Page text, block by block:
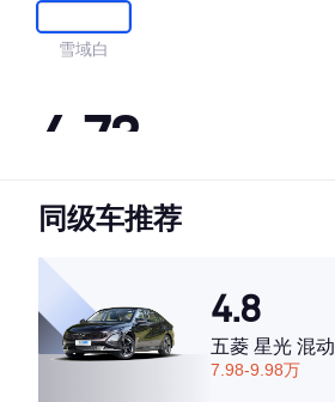
雪域白
4.73
·外观表现较为优秀，优于51%同级车
·空间表现较为优秀，优于60%同级车
同级车推荐
4.8
五菱 星光 混动
7.98-9.98万